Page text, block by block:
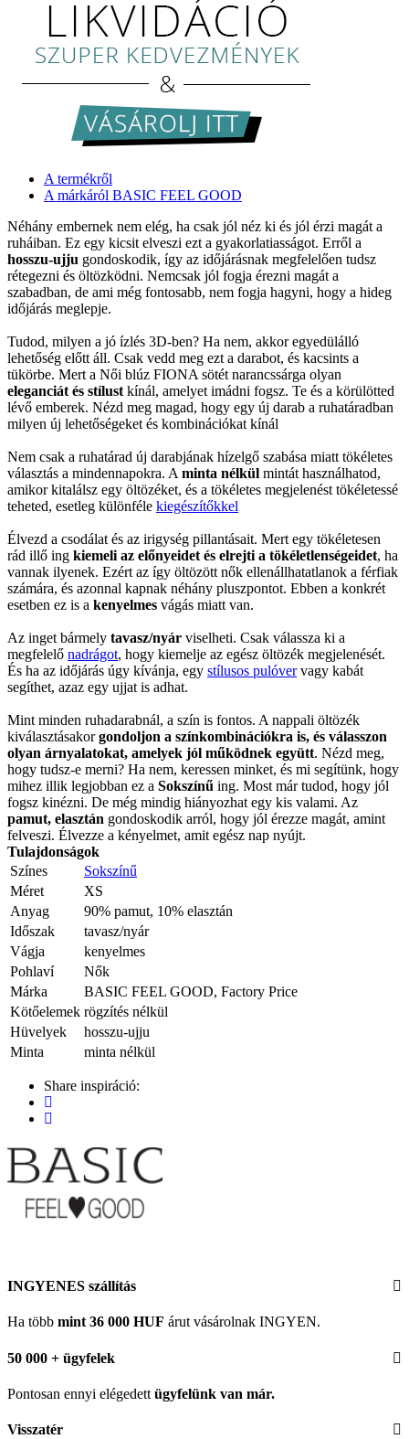
A termékről
A márkáról BASIC FEEL GOOD
Néhány embernek nem elég, ha csak jól néz ki és jól érzi magát a
ruháiban. Ez egy kicsit elveszi ezt a gyakorlatiasságot. Erről a
hosszu-ujju gondoskodik, így az időjárásnak megfelelően tudsz
rétegezni és öltözködni. Nemcsak jól fogja érezni magát a
szabadban, de ami még fontosabb, nem fogja hagyni, hogy a hideg
időjárás meglepje.
Tudod, milyen a jó ízlés 3D-ben? Ha nem, akkor egyedülálló
lehetőség előtt áll. Csak vedd meg ezt a darabot, és kacsints a
tükörbe. Mert a Női blúz FIONA sötét narancssárga olyan
eleganciát és stílust kínál, amelyet imádni fogsz. Te és a körülötted
lévő emberek. Nézd meg magad, hogy egy új darab a ruhatáradban
milyen új lehetőségeket és kombinációkat kínál
Nem csak a ruhatárad új darabjának hízelgő szabása miatt tökéletes
választás a mindennapokra. A minta nélkül mintát használhatod,
amikor kitalálsz egy öltözéket, és a tökéletes megjelenést tökéletessé
teheted, esetleg különféle kiegészítőkkel
Élvezd a csodálat és az irigység pillantásait. Mert egy tökéletesen
rád illő ing kiemeli az előnyeidet és elrejti a tökéletlenségeidet, ha
vannak ilyenek. Ezért az így öltözött nők ellenállhatatlanok a férfiak
számára, és azonnal kapnak néhány pluszpontot. Ebben a konkrét
esetben ez is a kenyelmes vágás miatt van.
Az inget bármely tavasz/nyár viselheti. Csak válassza ki a
megfelelő nadrágot, hogy kiemelje az egész öltözék megjelenését.
És ha az időjárás úgy kívánja, egy stílusos pulóvervagy kabát
segíthet, azaz egy ujjat is adhat.
Mint minden ruhadarabnál, a szín is fontos. A nappali öltözék
kiválasztásakorgondoljon a színkombinációkra is, és válasszon
olyan árnyalatokat, amelyek jól működnek együtt. Nézd meg,
hogy tudsz-e merni? Ha nem, keressen minket, és mi segítünk, hogy
mihez illik legjobban ez a Sokszínű ing. Most már tudod, hogy jól
fogsz kinézni. De még mindig hiányozhat egy kis valami. Az
pamut, elasztán gondoskodik arról, hogy jól érezze magát, amint
felveszi. Élvezze a kényelmet, amit egész nap nyújt.
Tulajdonságok
Színes
Sokszínű
Méret
XS
Anyag
90% pamut, 10% elasztán
Időszak
tavasz/nyár
Vágja
kenyelmes
Pohlaví
Nők
Márka
BASIC FEEL GOOD, Factory Price
Kötőelemek rögzítés nélkül
Hüvelyek
hosszu-ujju
Minta
minta nélkül
Share inspiráció:
INGYENES szállítás
Ha több mint 36 000 HUF árut vásárolnak INGYEN.
50 000 + ügyfelek
Pontosan ennyi elégedett ügyfelünk van már.
Visszatér